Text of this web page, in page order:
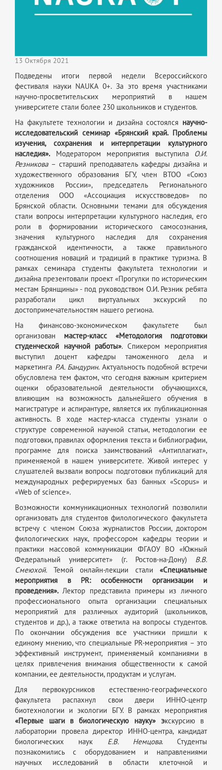
13 Октября 2021
Подведены итоги первой недели Всероссийского
фестиваля науки NAUKA 0+. За это время участниками
научно-просветительских мероприятий в нашем
университете стали более 230 школьников и студентов.
На факультете технологии и дизайна состоялся научно-
исследовательский семинар «Брянский край. Проблемы
изучения, сохранения и интерпретации культурного
наследия». Модератором мероприятия выступила О.И.
Резникова– старший преподаватель кафедры дизайна и
художественного образования БГУ, член ВТОО «Союз
художников России», председатель Регионального
отделения ООО «Ассоциация искусствоведов» по
Брянской области. Основными темами для обсуждения
стали вопросы интерпретации культурного наследия, его
роли в формировании исторического самосознания,
значения культурного наследия для сохранения
гражданской идентичности, а также правильного
соотношения новаций и традиций в практике туризма. В
рамках семинара студенты факультета технологии и
дизайна презентовали проект «Прогулки по историческим
местам Брянщины» - под руководством О.И. Резник ребята
разработали цикл виртуальных экскурсий по
достопримечательностям нашего региона.
На финансово-экономическом факультете был
организован мастер-класс «Методология подготовки
студенческой научной работы». Спикером мероприятия
выступил доцент кафедры таможенного дела и
маркетинга Р.А. Бандурин. Актуальность подобной встречи
обусловлена тем фактом, что сегодня важным критерием
оценки образовательной деятельности обучающихся,
влияющим на возможность дальнейшего обучения в
магистратуре и аспирантуре, является их публикационная
активность. В ходе мастер-класса студенты узнали о
структуре современной научной статьи, методологии ее
подготовки, правилах оформления текста и библиографии,
программе для поиска заимствований «Антиплагиат»,
применяемой в нашем университете. Живой интерес у
слушателей вызвали вопросы подготовки публикаций для
международных реферируемых баз банных «Scopus» и
«Web of science».
Возможности коммуникационных технологий позволили
организовать для студентов филологического факультета
встречу с членом Союза журналистов России, доктором
филологических наук, профессором кафедры теории и
практики массовой коммуникации ФГАОУ ВО «Южный
Федеральный университет» (г. Ростов-на-Дону) В.В.
Смеюхой. Темой онлайн-лекции стали «Специальные
мероприятия в PR: особенности организации и
проведения». Лектор представила примеры из личного
профессионального опыта организации специальных
мероприятий для различных аудиторий (школьников,
студентов и др.), а также ответила на вопросы студентов.
По окончании обсуждения все участники пришли к
единому мнению, что специальные PR-мероприятия – это
эффективный инструмент, применяемый компаниями в
целях привлечения внимания общественности к самой
компании, ее деятельности, продуктам и услугам.
Для первокурсников естественно-географического
факультета распахнул свои двери ИННО-центр
биотехнологии и экологии БГУ. В рамках мероприятия
«Первые шаги в биологическую науку» экскурсию в
лаборатории провела директор ИННО-центра, кандидат
биологических наук Е.В. Немцова. Студенты
познакомились с оборудованием и направлениями
научных исследований в области клеточной и